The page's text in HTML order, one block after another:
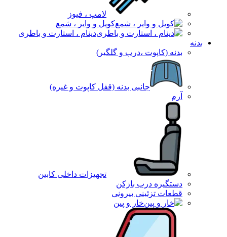
لامپ ، فیوز
کویل و وایر ، شمع
دینام ، استارت و باطری
بدنه
بدنه (کاپوت ،درب و گلگیر)
جانبی بدنه (قفل کاپوت و غیره)
آرم
تجهیزات داخلی کابین
دستگیره درب بازکن
قطعات تزئینی بیرونی
خار و پین